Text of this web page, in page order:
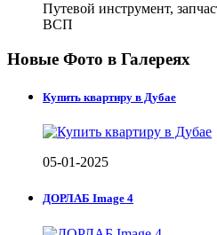
Путевой инструмент,
ВСП
Новые Фото в Галереях
Купить квартиру в Дубае
05-01-2025
ДОРЛАБ Image 4